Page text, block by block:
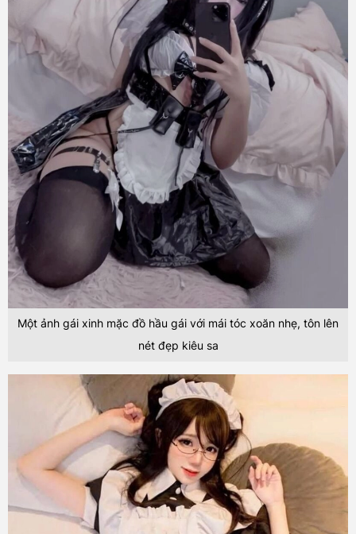
Một ảnh gái xinh mặc đồ hầu gái với mái tóc xoăn nhẹ, tôn lên
nét đẹp kiêu sa